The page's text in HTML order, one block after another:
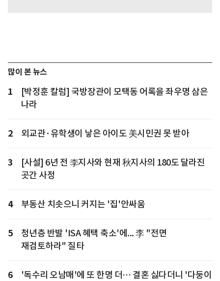
많이 본 뉴스
1
[박정훈 칼럼] 국방장관이 모택동 어록을 좌우명 삼은
나라
2 외교관·유학생이 낳은 아이도 美시민권 못 받아
3
[사설] 6년 전 李지사와 현재 秋지사의 180도 달라진
곳간 사정
4 부동산 치솟으니 커지는 '집'안싸움
5
청년층 반발 'ISA 혜택 축소'에... 李 "전면
재검토하라" 질타
6
'독수리 오남매'에 또 한명 더… 결혼 싫다더니 '다둥이